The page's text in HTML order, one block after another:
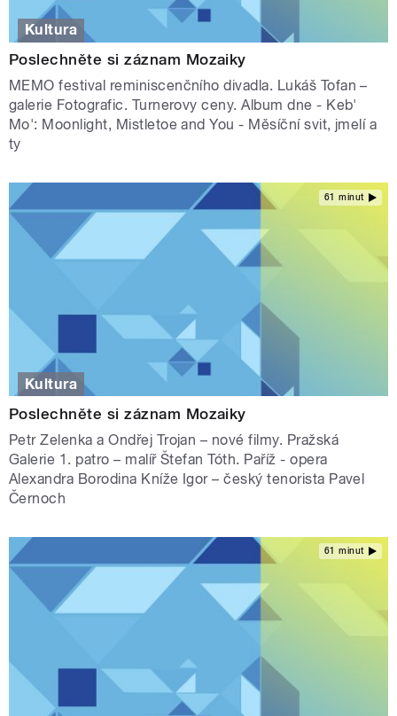
Kultura
Poslechněte si záznam Mozaiky
MEMO festival reminiscenčního divadla. Lukáš Tofan –
galerie Fotografic. Turnerovy ceny. Album dne - Keb'
Mo': Moonlight, Mistletoe and You - Měsíční svit, jmelí a
ty
61 minut
Kultura
Poslechněte si záznam Mozaiky
Petr Zelenka a Ondřej Trojan – nové filmy. Pražská
Galerie 1. patro – malíř Štefan Tóth. Paříž - opera
Alexandra Borodina Kníže Igor – český tenorista Pavel
Černoch
61 minut